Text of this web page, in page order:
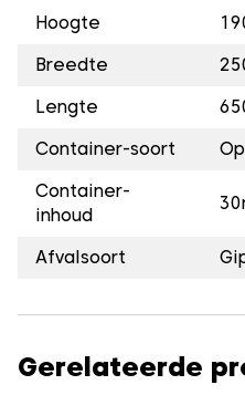
Hoogte
Breedte
Lengte
Container-soort
Container-
inhoud
Afvalsoort
Gerelateerde